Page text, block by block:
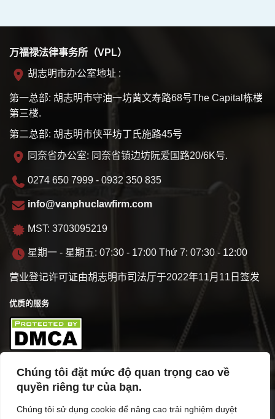
Chúng tôi đặt mức độ quan trọng cao về
quyền riêng tư của bạn.
Chúng tôi sử dụng cookie để nâng cao trải nghiệm duyệt
万福禄法律事务所（VPL）
胡志明市办公室地址 :
第一总部: 胡志明市守油一坊黄文寿路68号The Capital栋楼
第三楼.
第二总部: 胡志明市侠平坊丁氏施路45号
同奈省办公室: 同奈省镇边坊阮爱国路20/6K号.
0274 650 7999 - 0932 350 835
info@vanphuclawfirm.com
MST: 3703095219
星期一 - 星期五: 07:30 - 17:00 Thứ 7: 07:30 - 12:00
营业登记许可证由胡志明市司法厅于2022年11月11日签发
优质的服务
商业概览